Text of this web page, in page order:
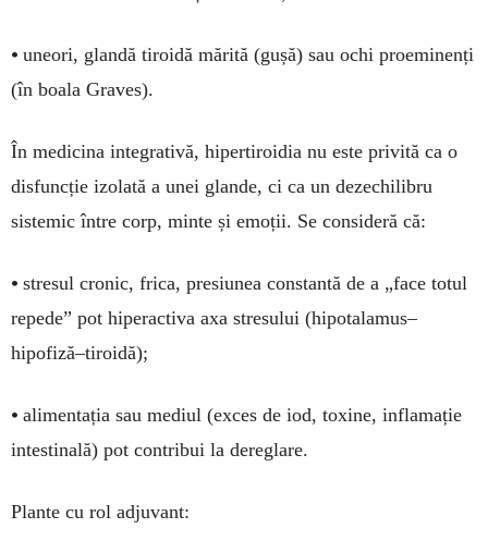
• uneori, glandă tiroidă mărită (gușă) sau ochi proeminenți
(în boala Graves).
În medicina integrativă, hipertiroidia nu este privită ca o
disfuncție izolată a unei glande, ci ca un dezechilibru
sistemic între corp, minte și emoții. Se consideră că:
• stresul cronic, frica, presiunea constantă de a „face totul
repede” pot hiperactiva axa stresului (hipotalamus–
hipofiză–tiroidă);
• alimentația sau mediul (exces de iod, toxine, inflamație
intestinală) pot contribui la dereglare.
Plante cu rol adjuvant: